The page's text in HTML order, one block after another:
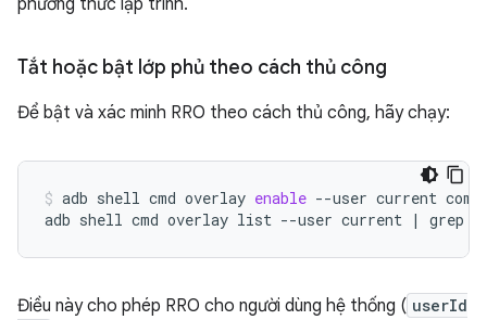
phương thức lập trình.
Tắt hoặc bật lớp phủ theo cách thủ công
Để bật và xác minh RRO theo cách thủ công, hãy chạy:
adb shell cmd overlay enable --user current
adb shell cmd overlay list --user current | grep
Điều này cho phép RRO cho người dùng hệ thống ( userId